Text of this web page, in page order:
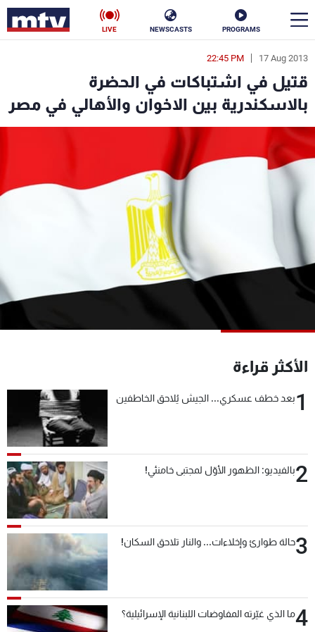
PROGRAMS
NEWSCASTS
LIVE
17 Aug 2013
22:45 PM
قتيل في اشتباكات في الحضرة
بالاسكندرية بين الاخوان والأهالي في مصر
الأكثر قراءة
1بعد خطف عسكري... الجيش يُلاحق الخاطفين
2بالفيديو: الظهور الأوّل لمجتبى خامنئي!
3حالة طوارئ وإخلاءات... والنار تلاحق السكان!
4ما الذي غيّرته المفاوضات اللبنانية الإسرائيلية؟
en
الأخبار
سياسة ناس
إقتصاد
منوعات رياضة
كأس العالم
شاهد البرامج
عن MTV
الإنـتـاج
وظائف
شروط الإسـتخدام
سياسة الخصوصية